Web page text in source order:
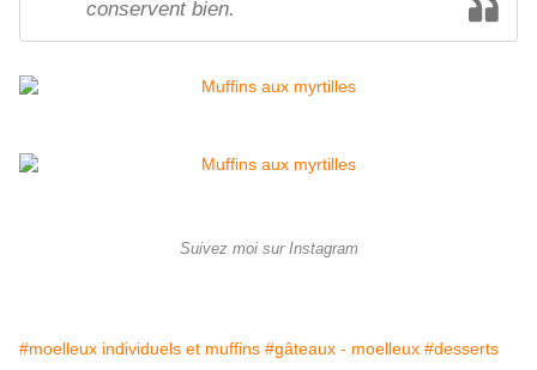
conservent bien.
Suivez moi sur Instagram
#moelleux individuels et muffins #gâteaux - moelleux #desserts